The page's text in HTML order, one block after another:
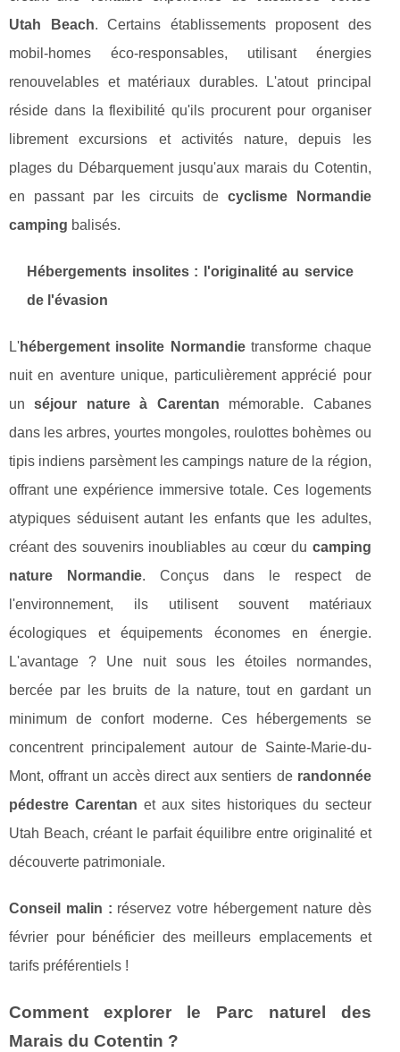
Utah Beach. Certains établissements proposent des
mobil-homes éco-responsables, utilisant énergies
renouvelables et matériaux durables. L'atout principal
réside dans la flexibilité qu'ils procurent pour organiser
librement excursions et activités nature, depuis les
plages du Débarquement jusqu'aux marais du Cotentin,
en passant par les circuits de cyclisme Normandie
camping balisés.
Hébergements insolites : l'originalité au service
de l'évasion
L'hébergement insolite Normandietransforme chaque
nuit en aventure unique, particulièrement apprécié pour
unséjour nature à Carentan mémorable. Cabanes
dans les arbres, yourtes mongoles, roulottes bohèmes ou
tipis indiens parsèment les campings nature de la région,
offrant une expérience immersive totale. Ces logements
atypiques séduisent autant les enfants que les adultes,
créant des souvenirs inoubliables au cœur du camping
nature Normandie. Conçus dans le respect de
l'environnement, ils utilisent souvent matériaux
écologiques et équipements économes en énergie.
L'avantage ? Une nuit sous les étoiles normandes,
bercée par les bruits de la nature, tout en gardant un
minimum de confort moderne. Ces hébergements se
concentrent principalement autour de Sainte-Marie-du-
Mont, offrant un accès direct aux sentiers de randonnée
pédestre Carentan et aux sites historiques du secteur
Utah Beach, créant le parfait équilibre entre originalité et
découverte patrimoniale.
Conseil malin : réservez votre hébergement nature dès
février pour bénéficier des meilleurs emplacements et
tarifs préférentiels !
Comment explorer le Parc naturel des
Marais du Cotentin ?